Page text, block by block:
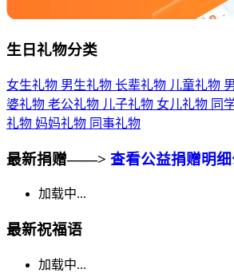
生日礼物分类
女生礼物 男生礼物 长辈礼物 儿童礼物
婆礼物 老公礼物 儿子礼物 女儿礼物 同
礼物 妈妈礼物 同事礼物
最新捐赠——> 查看公益捐赠明
加载中...
最新祝福语
加载中...